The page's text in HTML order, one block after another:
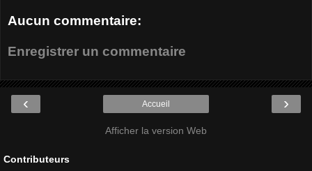
Aucun commentaire:
Enregistrer un commentaire
‹ ›
Accueil
Afficher la version Web
Contributeurs